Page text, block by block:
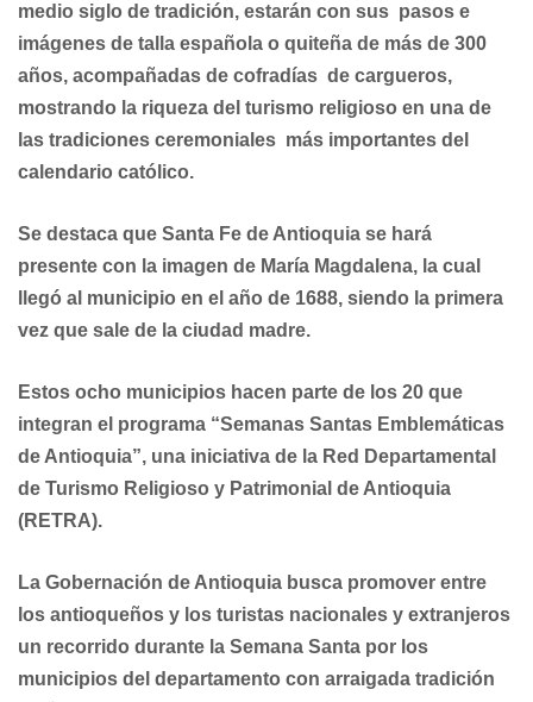
medio siglo de tradición, estarán con sus pasos e
imágenes de talla española o quiteña de más de 300
años, acompañadas de cofradías de cargueros,
mostrando la riqueza del turismo religioso en una de
las tradiciones ceremoniales más importantes del
calendario católico.
Se destaca que Santa Fe de Antioquia se hará
presente con la imagen de María Magdalena, la cual
llegó al municipio en el año de 1688, siendo la primera
vez que sale de la ciudad madre.
Estos ocho municipios hacen parte de los 20 que
integran el programa “Semanas Santas Emblemáticas
de Antioquia”, una iniciativa de la Red Departamental
de Turismo Religioso y Patrimonial de Antioquia
(RETRA).
La Gobernación de Antioquia busca promover entre
los antioqueños y los turistas nacionales y extranjeros
un recorrido durante la Semana Santa por los
municipios del departamento con arraigada tradición